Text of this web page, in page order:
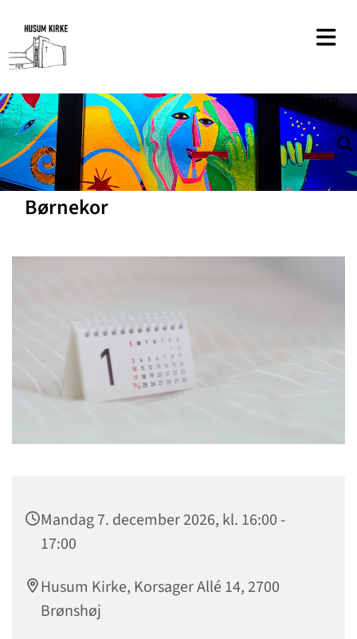
HER
Børnekor
Mandag 7. december 2026, kl. 16:00 -
17:00
Husum Kirke, Korsager Allé 14, 2700
Brønshøj